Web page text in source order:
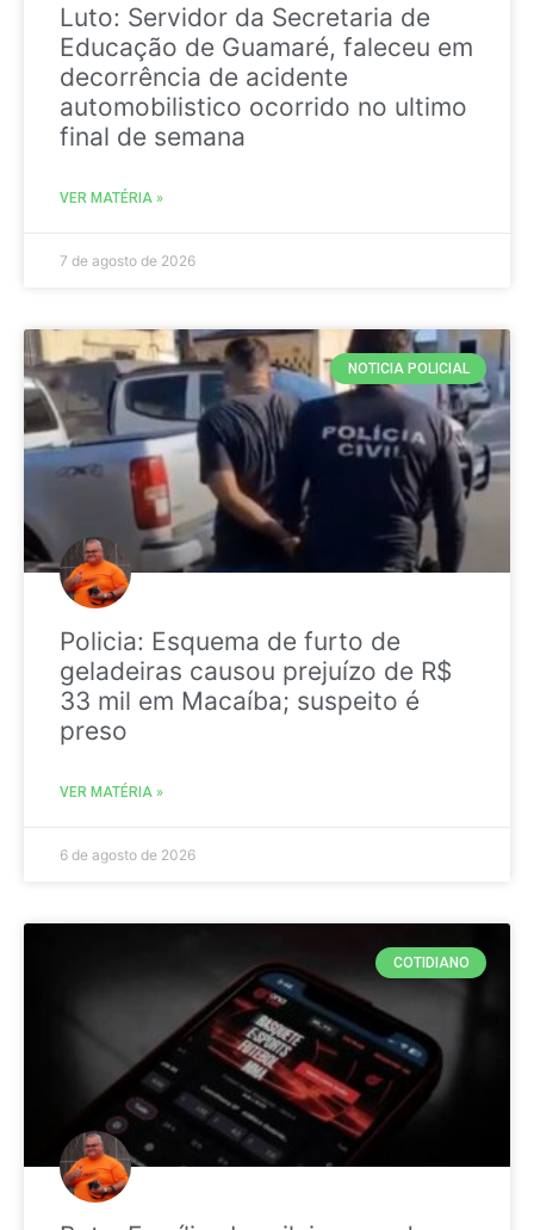
Luto: Servidor da Secretaria de
Educação de Guamaré, faleceu em
decorrência de acidente
automobilistico ocorrido no ultimo
final de semana
VER MATÉRIA »
7 de agosto de 2026
NOTICIA POLICIAL
Policia: Esquema de furto de
geladeiras causou prejuízo de R$
33 mil em Macaíba; suspeito é
preso
VER MATÉRIA »
6 de agosto de 2026
COTIDIANO